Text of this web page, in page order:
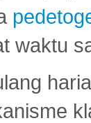
waktu